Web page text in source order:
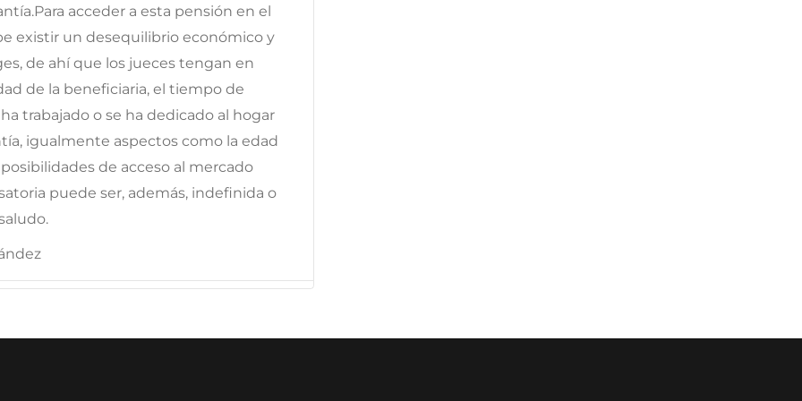
acceder a esta pensión en el
existir un desequilibrio económico y
de ahí que los jueces tengan en
de la beneficiaria, el tiempo de
trabajado o se ha dedicado al hogar
igualmente aspectos como la edad
de acceso al mercado
puede ser, además, indefinida o